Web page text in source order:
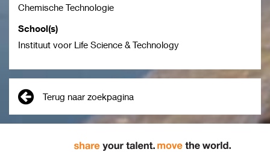
Chemische Technologie
School(s)
Instituut voor Life Science & Technology
Terug naar zoekpagina